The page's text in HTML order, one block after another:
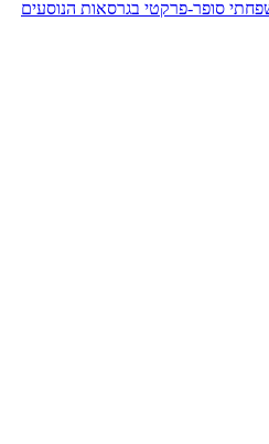
סופר-פרקטי בגרסאות הנוסעים